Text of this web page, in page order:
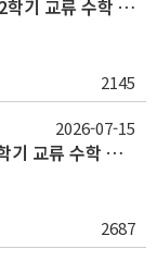
[에너지신산업 혁신융합대학]2026학년도 2학기 교류 수학 안내(고려대, 부산대, 한양대)
2145
[그린바이오 혁신융합대학] 2026학년도 2학기 교류 수학 안내(충남대)
2687
2026-07-15